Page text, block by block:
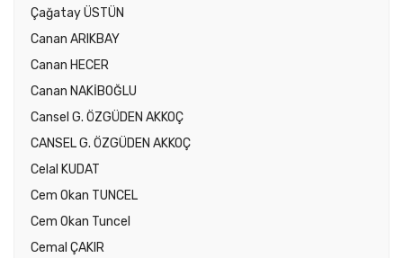
Çağatay ÜSTÜN
Canan ARIKBAY
Canan HECER
Canan NAKİBOĞLU
Cansel G. ÖZGÜDEN AKKOÇ
CANSEL G. ÖZGÜDEN AKKOÇ
Celal KUDAT
Cem Okan TUNCEL
Cem Okan Tuncel
Cemal ÇAKIR